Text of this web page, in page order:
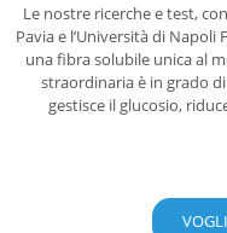
Le nostre ricerche e test,
Pavia e l’Università di
una fibra solubile unica al
straordinaria è in grado
gestisce il glucosio,